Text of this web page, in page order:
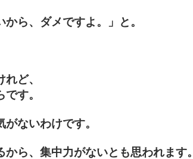
ら、ダメですよ。」と。
ど、
す。
ないわけです。
ら、集中力がないとも思われます。